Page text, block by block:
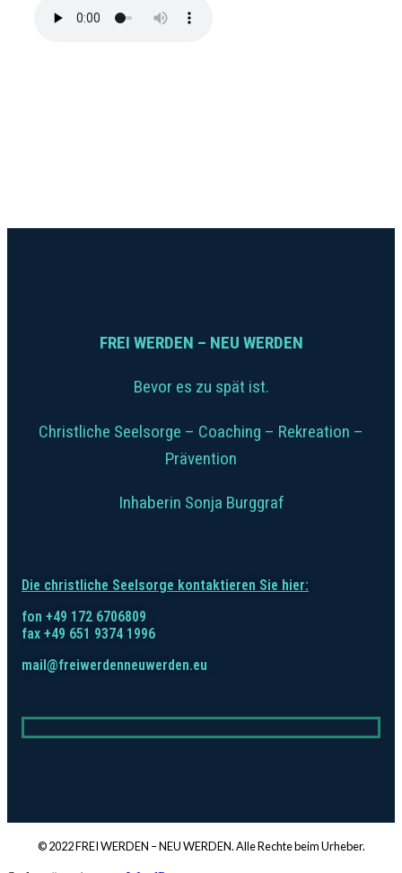
FREI WERDEN – NEU WERDEN
Bevor es zu spät ist.
Christliche Seelsorge – Coaching – Rekreation –
Prävention
Inhaberin Sonja Burggraf
Die christliche Seelsorge kontaktieren Sie hier:
fon +49 172 6706809
fax +49 651 9374 1996
mail@freiwerdenneuwerden.eu
© 2022 FREI WERDEN – NEU WERDEN. Alle Rechte beim Urheber.